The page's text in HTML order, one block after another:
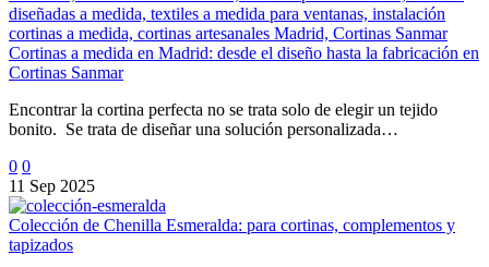
Cortinas a medida en Madrid: desde el diseño hasta la fabricación en
Cortinas Sanmar
Encontrar la cortina perfecta no se trata solo de elegir un tejido
bonito. Se trata de diseñar una solución personalizada…
0 0
11 Sep 2025
Colección de Chenilla Esmeralda: para cortinas, complementos y
tapizados